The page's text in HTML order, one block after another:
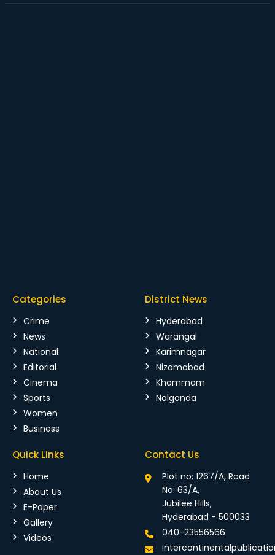
Categories
Crime
News
National
Editorial
Cinema
Sports
Women
Business
District News
Hyderabad
Warangal
Karimnagar
Nizamabad
Khammam
Nalgonda
Quick Links
Home
About Us
E-Paper
Gallery
Videos
Contact Us
Plot no: 1267/A, Road
No: 63/A,
Jubilee Hills,
Hyderabad - 500033
040-23556566